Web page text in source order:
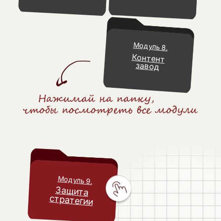
Контент
завод
Модуль 8.
Защита
стратегии
Модуль 9.